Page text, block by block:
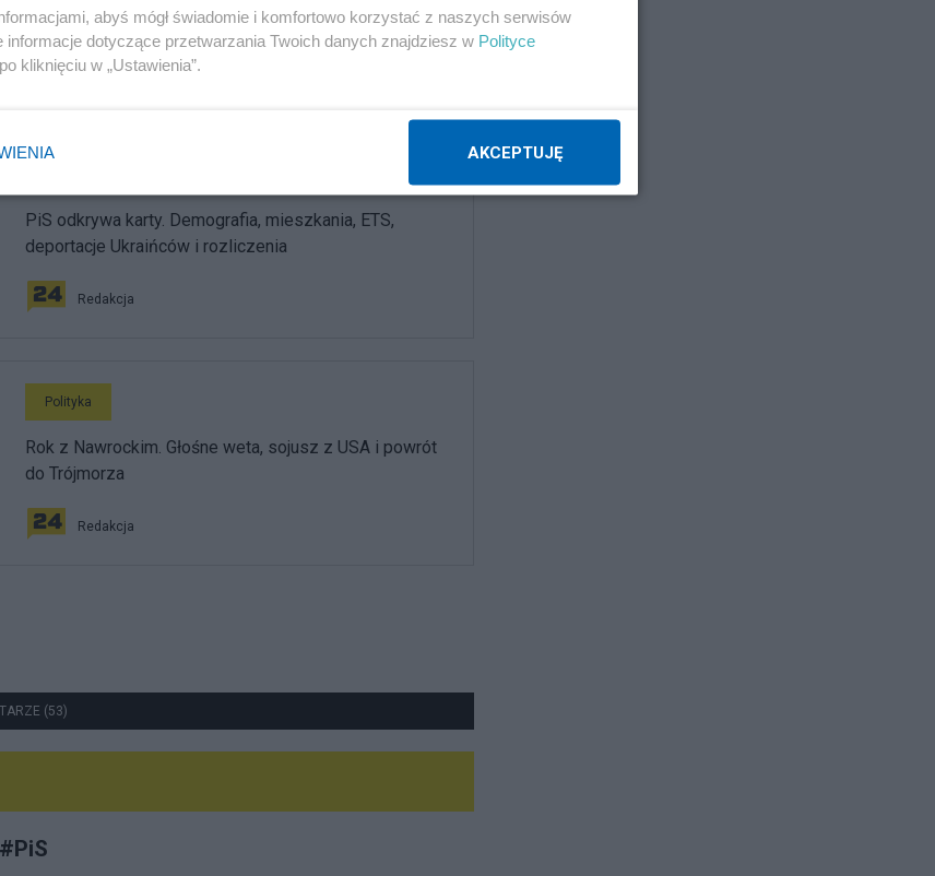
PiS odkrywa karty. Demografia, mieszkania, ETS,
deportacje Ukraińców i rozliczenia
Redakcja
Polityka
Rok z Nawrockim. Głośne weta, sojusz z USA i powrót
do Trójmorza
Redakcja
(53)
#PiS
abyś mógł świadomie i komfortowo korzystać z naszych serwisów
informacje dotyczące przetwarzania Twoich danych znajdziesz w Polityce
kliknięciu w „Ustawienia”.
AKCEPTUJĘ